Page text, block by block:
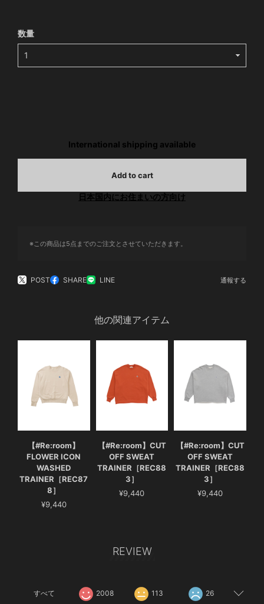
数量
International shipping available
Add to cart
日本国内にお住まいの方向け
※この商品は5点までのご注文とさせていただきます。
POST SHARE LINE 通報する
他の関連アイテム
【#Re:room】
FLOWER ICON
WASHED
TRAINER［REC87
8］
¥9,440
【#Re:room】CUT
OFF SWEAT
TRAINER［REC88
3］
¥9,440
【#Re:room】CUT
OFF SWEAT
TRAINER［REC88
3］
¥9,440
REVIEW
すべて 2008 113 26